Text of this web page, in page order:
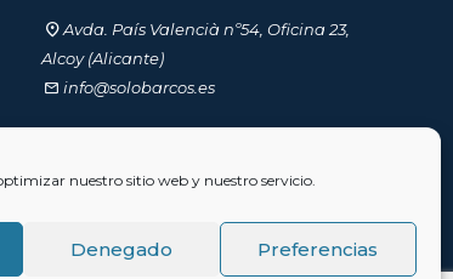
nuestro sitio web y nuestro servicio.
Denegado Preferencias
Avda. País Valencià nº54, Oficina 23,
Alcoy (Alicante)
info@solobarcos.es